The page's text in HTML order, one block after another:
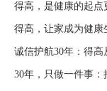
得高，是健康的起点
得高，让家成为健康
诚信护航30年：得高
30年，只做一件事：